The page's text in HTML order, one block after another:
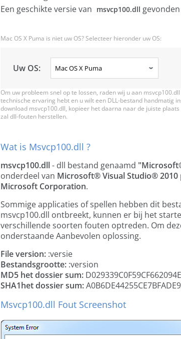
Een geschikte versie van msvcp100.dll
Mac OS X Puma is niet uw OS? Selecteer hieronder uw OS:
Uw OS:
Om uw probleem snel op te lossen, raden wij u aan
technische ervaring hebt en u wilt een DLL-bestand handmatig
download msvcp100.dll, kopieer het daarna naar de juiste
zal dll-fouten herstellen.
Wat is Msvcp100.dll ?
msvcp100.dll- dll bestand genaamd
onderdeel van Microsoft® Visual Studio® 2010
Microsoft Corporation.
Sommige applicaties of spellen hebben dit
msvcp100.dll ontbreekt, kunnen er bij het
verschillende soorten fouten optreden. Om
onderstaande Aanbevolen oplossing.
File version: :versie
Bestandsgrootte: :version
MD5 het dossier sum:
SHA1het dossier sum:
Msvcp100.dll Fout Screenshot